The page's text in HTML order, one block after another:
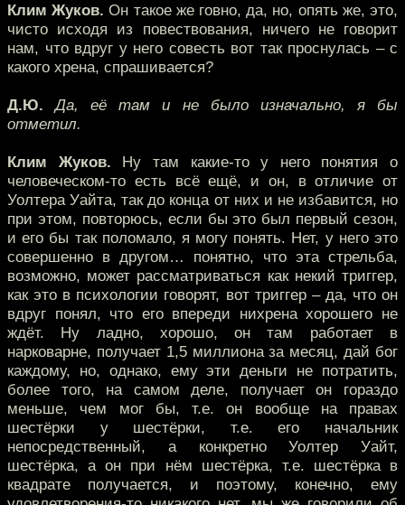
Клим Жуков. Он такое же говно, да, но, опять же, это,
чисто исходя из повествования, ничего не говорит
нам, что вдруг у него совесть вот так проснулась – с
какого хрена, спрашивается?
Д.Ю. Да, её там и не было изначально, я бы
отметил.
Клим Жуков. Ну там какие-то у него понятия о
человеческом-то есть всё ещё, и он, в отличие от
Уолтера Уайта, так до конца от них и не избавится, но
при этом, повторюсь, если бы это был первый сезон,
и его бы так поломало, я могу понять. Нет, у него это
совершенно в другом… понятно, что эта стрельба,
возможно, может рассматриваться как некий триггер,
как это в психологии говорят, вот триггер – да, что он
вдруг понял, что его впереди нихрена хорошего не
ждёт. Ну ладно, хорошо, он там работает в
нарковарне, получает 1,5 миллиона за месяц, дай бог
каждому, но, однако, ему эти деньги не потратить,
более того, на самом деле, получает он гораздо
меньше, чем мог бы, т.е. он вообще на правах
шестёрки у шестёрки, т.е. его начальник
непосредственный, а конкретно Уолтер Уайт,
шестёрка, а он при нём шестёрка, т.е. шестёрка в
квадрате получается, и поэтому, конечно, ему